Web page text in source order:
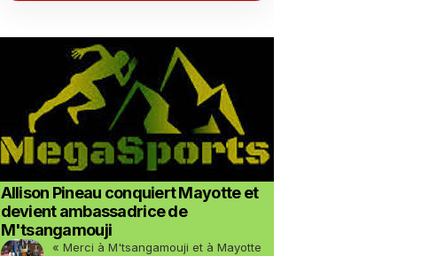
Allison Pineau conquiert Mayotte et
devient ambassadrice de
M'tsangamouji
« Merci à M'tsangamouji et à Mayotte